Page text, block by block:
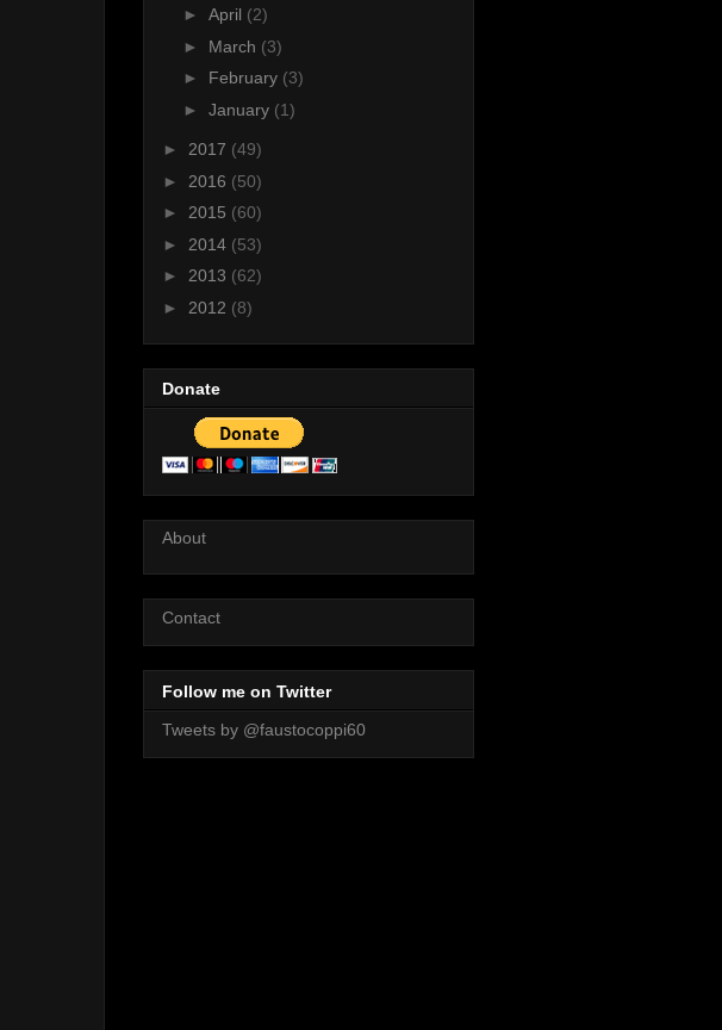
► April (2)
► March (3)
► February (3)
► January (1)
► 2017 (49)
► 2016 (50)
► 2015 (60)
► 2014 (53)
► 2013 (62)
► 2012 (8)
Donate
About
Contact
Follow me on Twitter
Tweets by @faustocoppi60